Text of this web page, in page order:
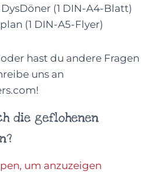
(1 DIN-A4-Blatt)
(1 DIN-A5-Flyer)
hast du andere Fragen
uns an
die geflohenen
um anzuzeigen